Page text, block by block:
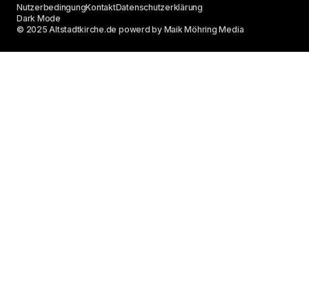
© 2025 Altstadtkirche.de powerd by Maik Möhring Media
NutzerbedingungKontaktDatenschutzerklärung
Dark Mode